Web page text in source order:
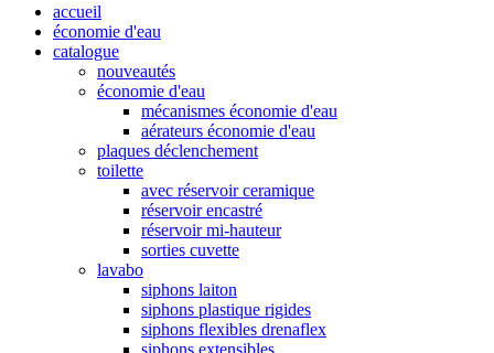
accueil
économie d'eau
catalogue
nouveautés
économie d'eau
mécanismes économie d'eau
aérateurs économie d'eau
plaques déclenchement
toilette
avec réservoir ceramique
réservoir encastré
réservoir mi-hauteur
sorties cuvette
lavabo
siphons laiton
siphons plastique rigides
siphons flexibles drenaflex
siphons extensibles